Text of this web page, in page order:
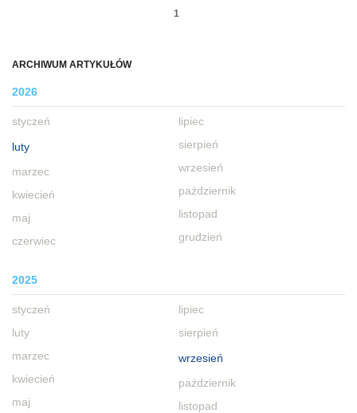
ARCHIWUM ARTYKUŁÓW
2026
styczeń
luty
marzec
kwiecień
maj
czerwiec
lipiec
sierpień
wrzesień
październik
listopad
grudzień
2025
styczeń
luty
marzec
kwiecień
maj
lipiec
sierpień
wrzesień
październik
listopad
1